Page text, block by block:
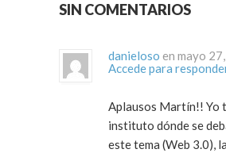
SIN COMENTARIOS
danieloso
Accede para
Aplausos Martín!! Yo
instituto dónde se
este tema (Web 3.0),